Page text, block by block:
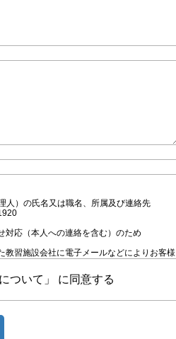
人）の氏名又は職名、所属及び連絡先
対応（本人への連絡を含む）のため
教習施設会社に電子メールなどによりお客様
情報の取扱いの一部又は全部を外部に委託
出ることができます。その際、当社はお客様
ついて」 に同意する